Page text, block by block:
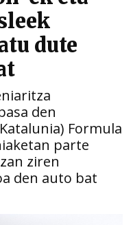
dute
den
Formula
parte
ziren
den auto bat